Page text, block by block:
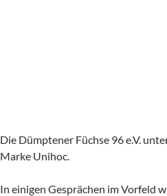
Die Dümptener Füchse 96 e.V.
Marke Unihoc.
In einigen Gesprächen im Vorfeld